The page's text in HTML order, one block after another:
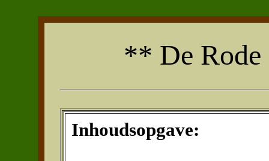
** De Rode
Inhoudsopgave: